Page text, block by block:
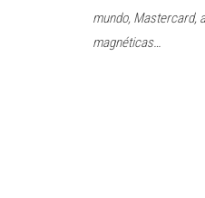
mundo, Mastercard,
magnéticas…